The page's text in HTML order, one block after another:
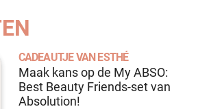
CADEAUTJE VAN ESTHÉ
Maak kans op de My ABSO:
Best Beauty Friends-set van
Absolution!